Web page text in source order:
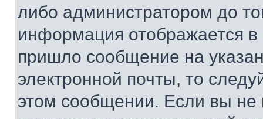
либо администратором до
информация отображается
пришло сообщение на
электронной почты, то
этом сообщении. Если вы